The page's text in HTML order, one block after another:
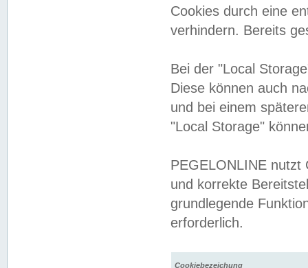
Cookies durch eine
verhindern. Bereits
Bei der "Local
Diese können auch
und bei einem
"Local Storage"
PEGELONLINE nutzt
und korrekte
grundlegende
erforderlich.
Cookiebezeichung